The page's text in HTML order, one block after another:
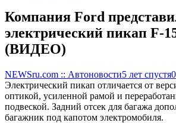
Компания Ford
электрический пикап F-
(ВИДЕО)
NEWSru.com :: Автоновости5 лет спустя0
Электрический пикап отличается от
оптикой, усиленной рамой и
подвеской. Задний отсек для багажа
багажник под капотом электромобиля.